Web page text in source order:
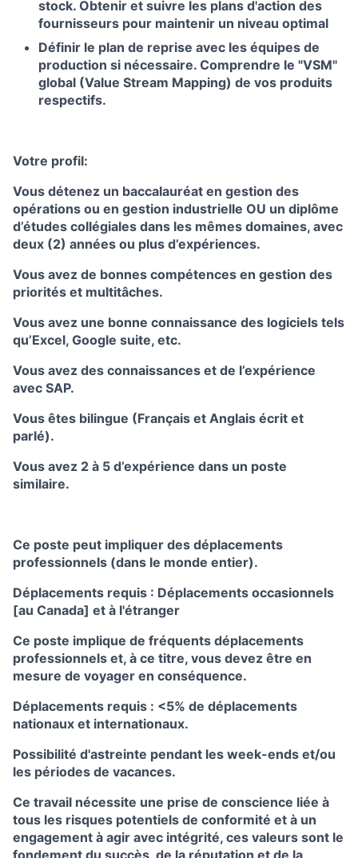
stock. Obtenir et suivre les plans d'action des
fournisseurs pour maintenir un niveau optimal
Définir le plan de reprise avec les équipes de
production si nécessaire. Comprendre le "VSM"
global (Value Stream Mapping) de vos produits
respectifs.
Votre profil:
Vous détenez un baccalauréat en gestion des
opérations ou en gestion industrielle OU un diplôme
d’études collégiales dans les mêmes domaines, avec
deux (2) années ou plus d’expériences.
Vous avez de bonnes compétences en gestion des
priorités et multitâches.
Vous avez une bonne connaissance des logiciels tels
qu’Excel, Google suite, etc.
Vous avez des connaissances et de l’expérience
avec SAP.
Vous êtes bilingue (Français et Anglais écrit et
parlé).
Vous avez 2 à 5 d’expérience dans un poste
similaire.
Ce poste peut impliquer des déplacements
professionnels (dans le monde entier).
Déplacements requis : Déplacements occasionnels
[au Canada] et à l'étranger
Ce poste implique de fréquents déplacements
professionnels et, à ce titre, vous devez être en
mesure de voyager en conséquence.
Déplacements requis : <5% de déplacements
nationaux et internationaux.
Possibilité d'astreinte pendant les week-ends et/ou
les périodes de vacances.
Ce travail nécessite une prise de conscience liée à
tous les risques potentiels de conformité et à un
engagement à agir avec intégrité, ces valeurs sont le
fondement du succès, de la réputation et de la